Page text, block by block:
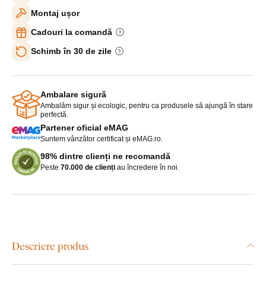
Montaj ușor
Cadouri la comandă
Schimb în 30 de zile
Ambalare sigură
Ambalăm sigur și ecologic, pentru ca produsele să ajungă în stare
perfectă.
Partener oficial eMAG
Suntem vânzător certificat și eMAG.ro.
98% dintre clienți ne recomandă
Peste 70.000 de clienți au încredere în noi.
Descriere produs